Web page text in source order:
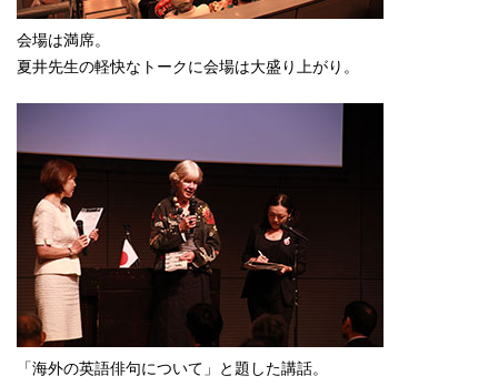
会場は満席。
夏井先生の軽快なトークに会場は大盛り上がり。
「海外の英語俳句について」と題した講話。